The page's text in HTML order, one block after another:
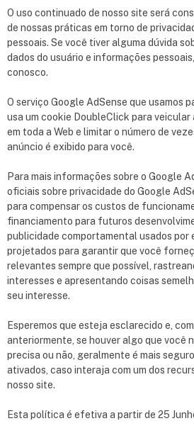
O uso continuado de nosso site será
de nossas práticas em torno de
pessoais. Se você tiver alguma dúvida
dados do usuário e informações
conosco.
O serviço Google AdSense que usamos
usa um cookie DoubleClick para
em toda a Web e limitar o número de
anúncio é exibido para você.
Para mais informações sobre o Google
oficiais sobre privacidade do Google
para compensar os custos de
financiamento para futuros
publicidade comportamental usados por
projetados para garantir que você
relevantes sempre que possível,
interesses e apresentando coisas
seu interesse.
Esperemos que esteja esclarecido e,
anteriormente, se houver algo que você
precisa ou não, geralmente é mais
ativados, caso interaja com um dos
nosso site.
Esta política é efetiva a partir de 25